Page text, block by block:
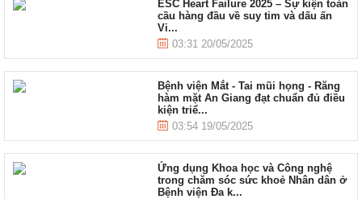
ESC Heart Failure 2025 – Sự kiện toàn
cầu hàng đầu về suy tim và dấu ấn
Vi...
03:31 20/05/2025
Bệnh viện Mắt - Tai mũi họng - Răng
hàm mặt An Giang đạt chuẩn đủ điều
kiện triể...
03:54 19/05/2025
Ứng dụng Khoa học và Công nghệ
trong chăm sóc sức khoẻ Nhân dân ở
Bệnh viện Đa k...